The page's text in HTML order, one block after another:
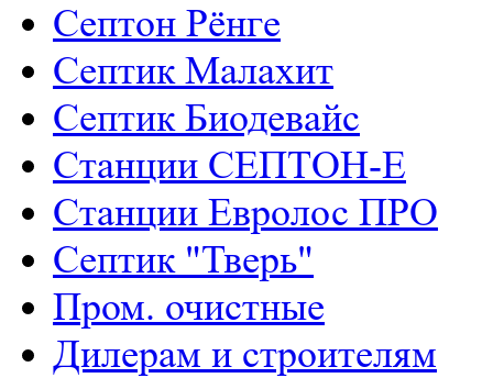
Септон Рёнге
Септик Малахит
Септик Биодевайс
Станции СЕПТОН-Е
Станции Евролос ПРО
Септик "Тверь"
Пром. очистные
Дилерам и строителям